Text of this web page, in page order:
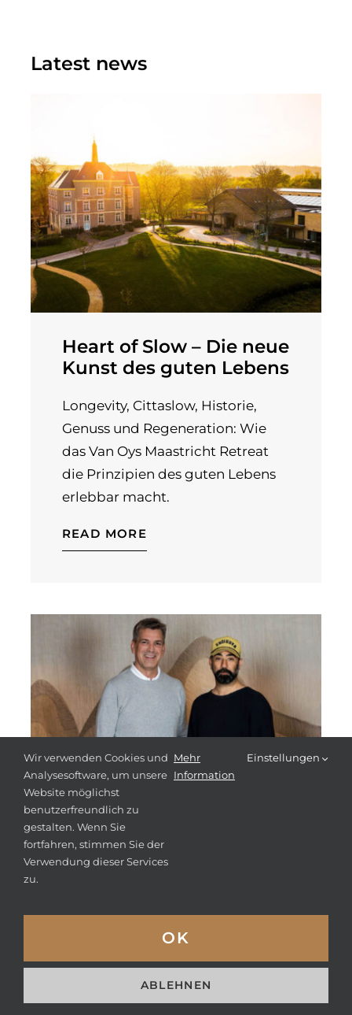
Latest news
Heart of Slow – Die neue
Kunst des guten Lebens
Longevity, Cittaslow, Historie,
Genuss und Regeneration: Wie
das Van Oys Maastricht Retreat
die Prinzipien des guten Lebens
erlebbar macht.
READ MORE
Ray Panthaki vor
Der britische Schauspieler und
Filmemacher Ray Panthaki
bereitet sich in Tirol auf seine
Wir verwenden Cookies und
Analysesoftware, um unsere
Website möglichst
benutzerfreundlich zu
gestalten. Wenn Sie
fortfahren, stimmen Sie der
Verwendung dieser Services
zu.
Mehr
Information
Einstellungen
OK
ABLEHNEN